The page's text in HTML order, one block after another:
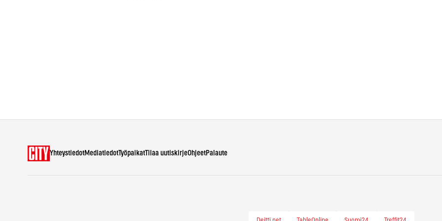
YhteystiedotMediatiedotTyöpaikatTilaa uutiskirjeOhjeetPalaute